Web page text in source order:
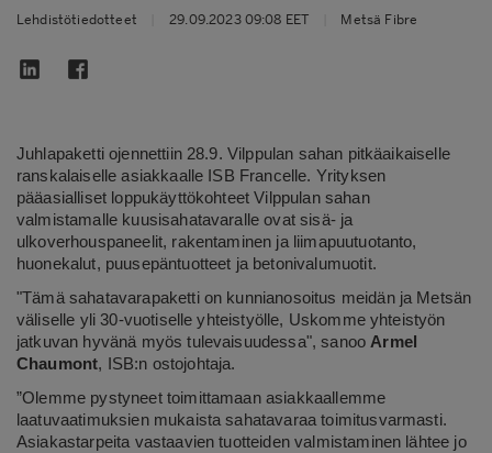
Lehdistötiedotteet 29.09.2023 09:08 EET Metsä Fibre
Juhlapaketti ojennettiin 28.9. Vilppulan sahan pitkäaikaiselle
ranskalaiselle asiakkaalle ISB Francelle. Yrityksen
pääasialliset loppukäyttökohteet Vilppulan sahan
valmistamalle kuusisahatavaralle ovat sisä- ja
ulkoverhouspaneelit, rakentaminen ja liimapuutuotanto,
huonekalut, puusepäntuotteet ja betonivalumuotit.
"Tämä sahatavarapaketti on kunnianosoitus meidän ja Metsän
väliselle yli 30-vuotiselle yhteistyölle, Uskomme yhteistyön
jatkuvan hyvänä myös tulevaisuudessa", sanoo Armel
Chaumont, ISB:n ostojohtaja.
”Olemme pystyneet toimittamaan asiakkaallemme
laatuvaatimuksien mukaista sahatavaraa toimitusvarmasti.
Asiakastarpeita vastaavien tuotteiden valmistaminen lähtee jo